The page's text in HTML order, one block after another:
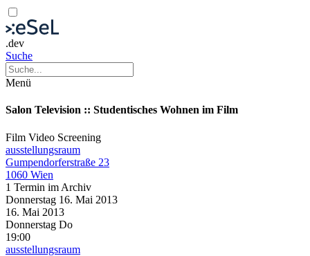
.dev
Suche
Menü
Salon Television :: Studentisches Wohnen im Film
Film Video Screening
ausstellungsraum
Gumpendorferstraße 23
1060 Wien
1 Termin im Archiv
Donnerstag 16. Mai 2013
16. Mai 2013
Donnerstag Do
19:00
ausstellungsraum